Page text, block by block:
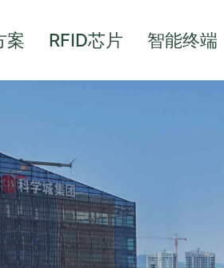
案 RFID芯片 智能终端